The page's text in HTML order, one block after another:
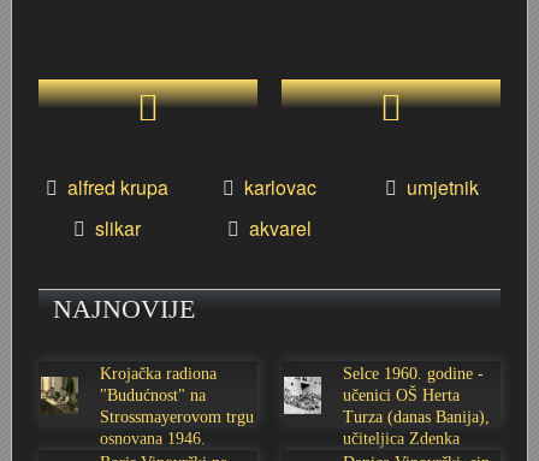
alfred krupa karlovac
umjetnik
slikar
akvarel
NAJNOVIJE
Krojačka radiona
"Budućnost" na
Strossmayerovom trgu
osnovana 1946.
Selce 1960. godine -
učenici OŠ Herta
Turza (danas Banija),
učiteljica Zdenka